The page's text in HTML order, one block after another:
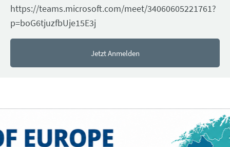
https://teams.microsoft.com/meet/34060605221761?
p=boG6tjuzfbUje15E3j
Jetzt Anmelden